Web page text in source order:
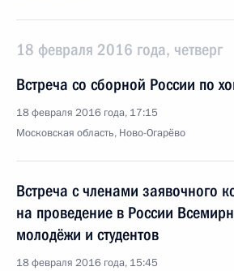
18 февраля 2016 года, четверг
Встреча со сборной России по
18 февраля 2016 года, 17:15
Московская область, Ново-Огарёво
Встреча с членами заявочного
на проведение в России
молодёжи и студентов
18 февраля 2016 года, 15:45